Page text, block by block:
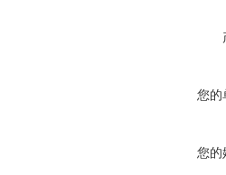
您的
您的